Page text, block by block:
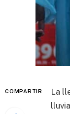
COMPARTIR
La